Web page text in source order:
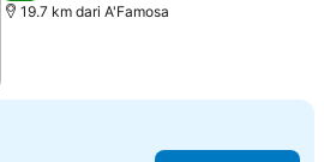
19.7 km dari A'Famosa